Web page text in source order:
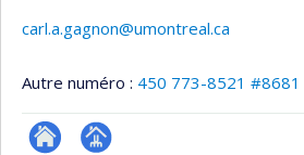
carl.a.gagnon@umontreal.ca
Autre numéro : 450 773-8521 #8681